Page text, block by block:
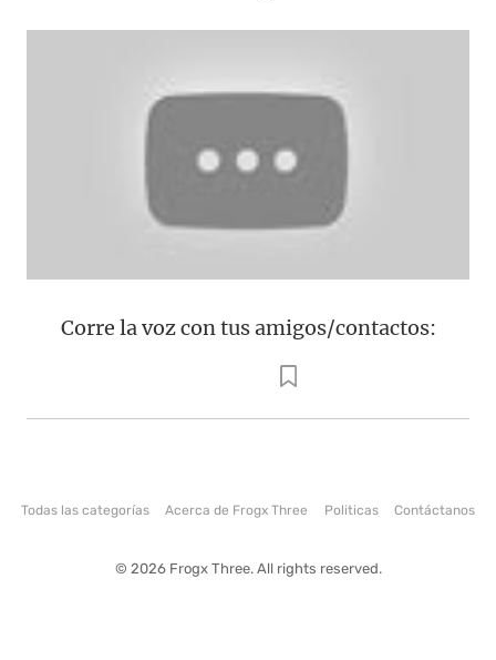
Corre la voz con tus amigos/contactos:
Todas las categorías Acerca de Frogx Three Politicas Contáctanos
© 2026 Frogx Three. All rights reserved.